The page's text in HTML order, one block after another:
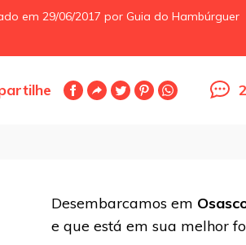
em 29/06/2017 por Guia do Hambúrguer
Desembarcamos em
e que está em sua melhor